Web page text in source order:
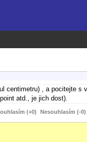
centimetru) , a pocitejte s
atd., je jich dost).
(+0) Nesouhlasím (-0)